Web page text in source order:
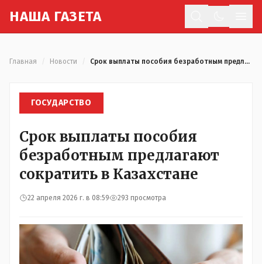
НАША ГАЗЕТА
Главная Новости Срок выплаты пособия безработным предлагают сократить в Казахстане
ГОСУДАРСТВО
Срок выплаты пособия
безработным предлагают
сократить в Казахстане
22 апреля 2026 г. в 08:59 293 просмотра